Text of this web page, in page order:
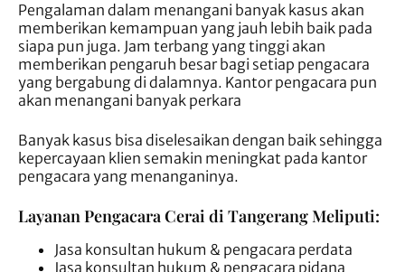
Pengalaman dalam menangani banyak kasus akan
memberikan kemampuan yang jauh lebih baik pada
siapa pun juga. Jam terbang yang tinggi akan
memberikan pengaruh besar bagi setiap pengacara
yang bergabung di dalamnya. Kantor pengacara pun
akan menangani banyak perkara
Banyak kasus bisa diselesaikan dengan baik sehingga
kepercayaan klien semakin meningkat pada kantor
pengacara yang menanganinya.
Layanan Pengacara Cerai di Tangerang Meliputi:
Jasa konsultan hukum & pengacara perdata
Jasa konsultan hukum & pengacara pidana